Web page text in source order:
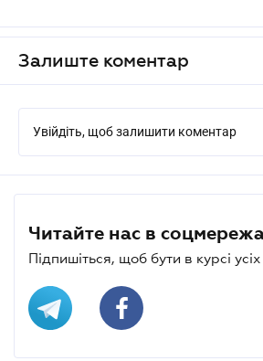
Залиште коментар
Увійдіть, щоб залишити коментар
Читайте нас в
Підпишіться, щоб бути в курсі